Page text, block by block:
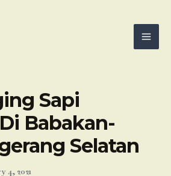
Sapi
Babakan-
Selatan
4, 2021